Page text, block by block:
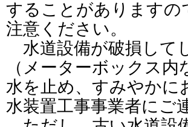
することがありますの
注意ください。
水道設備が破損して
（メーターボックス
水を止め、すみやかに
水装置工事事業者にご